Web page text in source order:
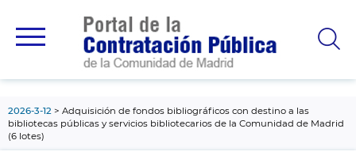
principal
2026-3-12
Adquisición de fondos bibliográficos con destino a las
bibliotecas públicas y servicios bibliotecarios de la Comunidad de Madrid
(6 lotes)